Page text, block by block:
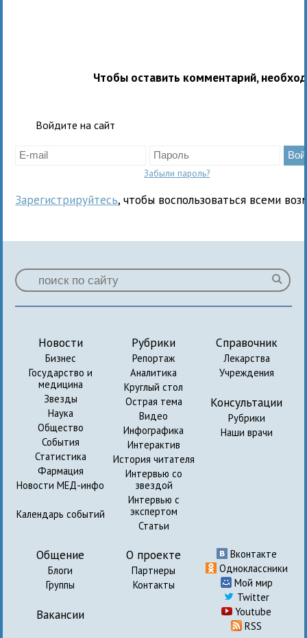
Чтобы оставить комментарий,
Войдите на сайт
Забыли пароль?
Зарегистрируйтесь, чтобы воспользоваться всеми
Новости
Бизнес
Государство и
медицина
Звезды
Наука
Общество
События
Статистика
Фармация
Новости МЕД-инфо
Календарь событий
Рубрики
Репортаж
Аналитика
Круглый стол
Острая тема
Видео
Инфографика
Интерактив
История читателя
Интервью со
звездой
Интервью с
экспертом
Статьи
Справочник
Лекарства
Учреждения
Консультации
Рубрики
Наши врачи
Общение
Блоги
Группы
Вакансии
О проекте
Партнеры
Контакты
Вконтакте
Одноклассники
Мой мир
Twitter
Youtube
RSS